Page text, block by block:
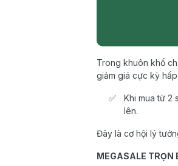
Trong khuôn khổ
giảm giá cực kỳ
Khi mua từ 2
lên.
Đây là cơ hội lý
MEGASALE TRỌN